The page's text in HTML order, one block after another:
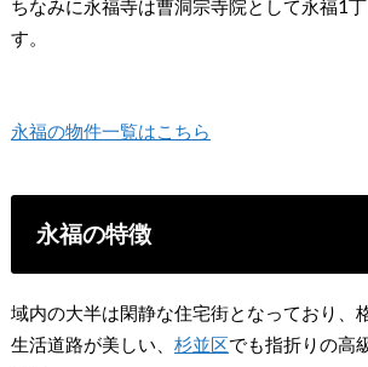
ちなみに永福寺は曹洞宗寺院として永福1
す。
永福の物件一覧はこちら
永福の特徴
域内の大半は閑静な住宅街となっており、
生活道路が美しい、 杉並区でも指折りの高